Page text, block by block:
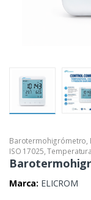
Barotermohigrómetro,
ISO 17025,Temperatura
Marca: ELICROM